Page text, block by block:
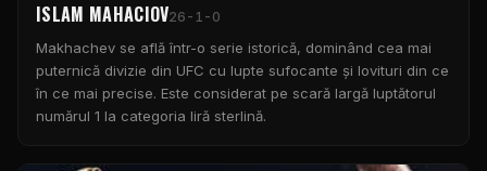
ISLAM MAHACIOV26-1-0
Makhachev se află într-o serie istorică, dominând cea mai
puternică divizie din UFC cu lupte sufocante și lovituri din ce
în ce mai precise. Este considerat pe scară largă luptătorul
numărul 1 la categoria liră sterlină.